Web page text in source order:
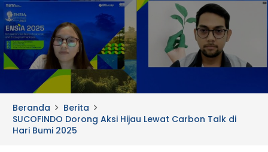
Beranda
Berita
SUCOFINDO Dorong Aksi Hijau Lewat Carbon Talk di
Hari Bumi 2025